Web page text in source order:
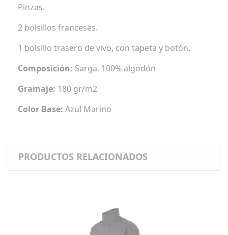
Pinzas.
2 bolsillos franceses.
1 bolsillo trasero de vivo, con tapeta y botón.
Composición: Sarga. 100% algodón
Gramaje: 180 gr/m2
Color Base: Azul Marino
PRODUCTOS RELACIONADOS